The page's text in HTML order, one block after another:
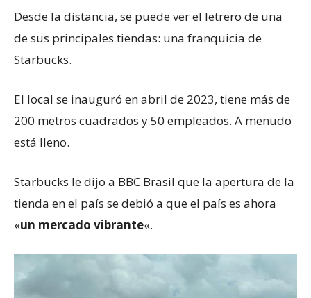
Desde la distancia, se puede ver el letrero de una
de sus principales tiendas: una franquicia de
Starbucks.
El local se inauguró en abril de 2023, tiene más de
200 metros cuadrados y 50 empleados. A menudo
está lleno.
Starbucks le dijo a BBC Brasil que la apertura de la
tienda en el país se debió a que el país es ahora
«un mercado vibrante«.